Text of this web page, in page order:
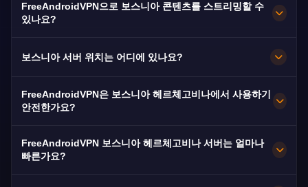
입니다. 사라예보, 바냐루카, 모스타르 서버에 무제
디아스포라에게 필수적입니다.
FreeAndroidVPN으로 보스니아 콘텐츠를 스트리밍할 수
있나요?
보스니아 콘텐츠를 원활하게 HD 스트리밍할 수 있
보스니아 서버 위치는 어디에 있나요?
의 사라예보, 바냐루카, 모스타르에 여러 고속 서버
10Gbps 연결을 제공합니다. 앱에서 원하는 보스니
아의 도시를 선택하여 최적의 성능을 얻으세요.
FreeAndroidVPN은 보스니아 헤르체고비나에서 사용하기
안전한가요?
합니다. 보스니아의 분절된 ISP 환경에서 프라이버
FreeAndroidVPN 보스니아 헤르체고비나 서버는 얼마나
빠른가요?